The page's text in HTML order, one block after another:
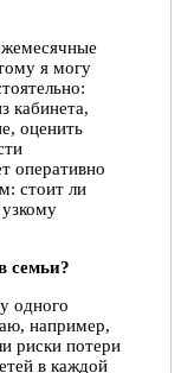
я могу
кабинета,
оценить
оперативно
стоит ли
семьи?
одного
например,
риски потери
в каждой